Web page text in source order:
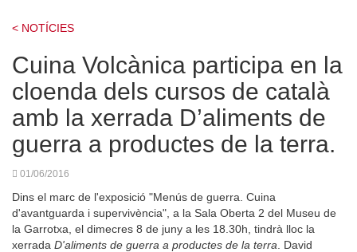
< NOTÍCIES
Cuina Volcànica participa en la
cloenda dels cursos de català
amb la xerrada D’aliments de
guerra a productes de la terra.
01/06/2016
Dins el marc de l'exposició "Menús de guerra. Cuina
d'avantguarda i supervivència", a la Sala Oberta 2 del Museu de
la Garrotxa, el dimecres 8 de juny a les 18.30h, tindrà lloc la
xerrada D'aliments de guerra a productes de la terra . David